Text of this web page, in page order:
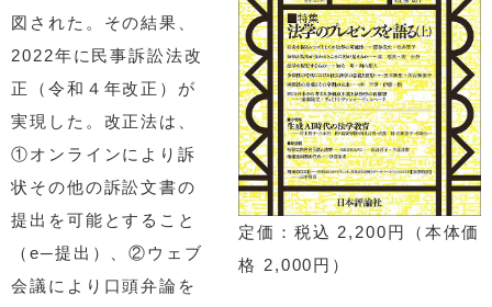
定価：税込 2,200円（本体価
格 2,000円）
図された。その結果、
2022年に民事訴訟法改
正（令和４年改正）が
実現した。改正法は、
①オンラインにより訴
状その他の訴訟文書の
提出を可能とすること
（e─提出）、②ウェブ
会議により口頭弁論を